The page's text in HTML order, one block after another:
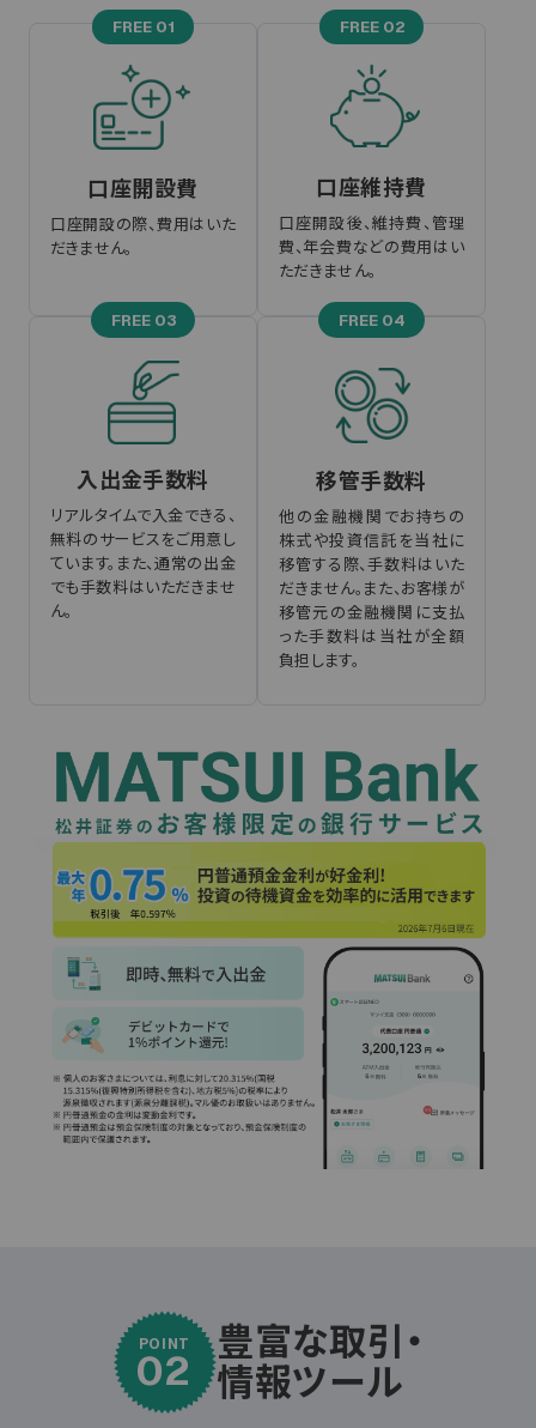
FREE 01
口座開設費
口座開設の際、費用はいた
だきません。
FREE 02
口座維持費
口座開設後、維持費、管理
費、年会費などの費用はい
ただきません。
FREE 03
入出金手数料
リアルタイムで入金できる、
無料のサービスをご用意し
ています。また、通常の出金
でも手数料はいただきませ
ん。
FREE 04
移管手数料
他の金融機関でお持ちの
株式や投資信託を当社に
移管する際、手数料はいた
だきません。また、お客様が
移管元の金融機関に支払
った手数料は当社が全額
負担します。
POINT
02
豊富な取引・
情報ツール